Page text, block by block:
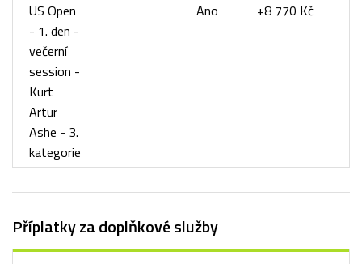
US Open
- 1. den -
večerní
session -
Kurt
Artur
Ashe - 3.
kategorie
Ano +8 770 Kč
Příplatky za doplňkové služby